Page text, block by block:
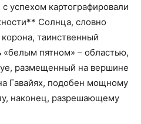
успехом картографировали
Солнца, словно
таинственный
«белым пятном» – областью,
размещенный на вершине
Гавайях, подобен мощному
наконец, разрешающему